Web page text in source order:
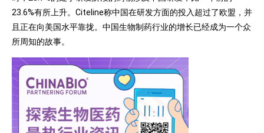
23.6%有所上升。Citeline称中国在研发方面的投入超过了欧盟，并
且正在向美国水平靠拢。中国生物制药行业的增长已经成为一个众
所周知的故事。